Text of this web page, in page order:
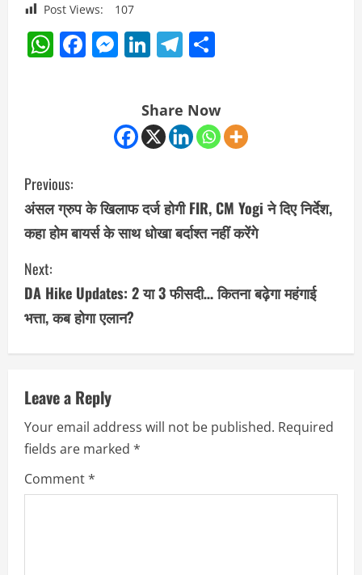
Post Views: 107
WhatsApp
Facebook
Messenger
LinkedIn
Telegram
Share Now
C
o
n
t
i
n
e
R
e
Previous:
अंसल ग्रुप के खिलाफ दर्ज होगी FIR, CM Yogi ने दिए निर्देश,
कहा होम बायर्स के साथ धोखा बर्दाश्त नहीं करेंगे
Next:
DA Hike Updates: 2 या 3 फीसदी… कितना बढ़ेगा महंगाई
भत्ता, कब होगा एलान?
Leave a Reply
Your email address will not be published. Required
fields are marked *
Comment*